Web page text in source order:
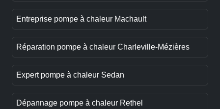
Entreprise pompe à chaleur Machault
Réparation pompe à chaleur Charleville-Mézières
Expert pompe à chaleur Sedan
Dépannage pompe à chaleur Rethel